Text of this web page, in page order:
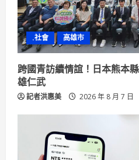
.社會 高雄市
跨國青訪續情誼！日本熊本
雄仁武
記者洪惠美 2026 年 8 月 7 日